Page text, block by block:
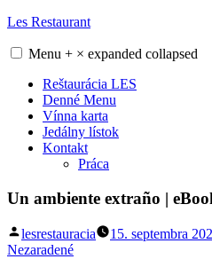
Skip
content
Les Restaurant
Menu + × expanded collapsed
Reštaurácia LES
Denné Menu
Vínna karta
Jedálny lístok
Kontakt
Práca
Un ambiente extraño |
Posted
by
lesrestauracia 15. septembra
Nezaradené